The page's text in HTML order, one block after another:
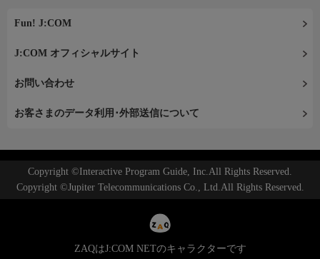
Fun! J:COM
J:COM オフィシャルサイト
お問い合わせ
お客さまのデータ利用･外部送信について
Copyright ©Interactive Program Guide, Inc.All Rights Reserved.
Copyright ©Jupiter Telecommunications Co., Ltd.All Rights Reserved.
ZAQはJ:COM NETのキャラクターです